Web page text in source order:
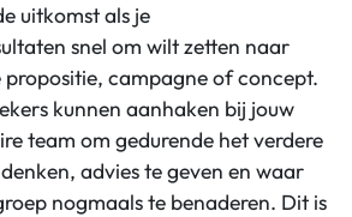
uitkomst als je
snel om wilt zetten naar
propositie, campagne of concept.
kunnen aanhaken bij jouw
team om gedurende het verdere
advies te geven en waar
nogmaals te benaderen. Dit is